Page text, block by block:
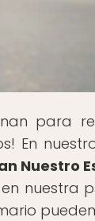
para
En
Nuestro
nuestra